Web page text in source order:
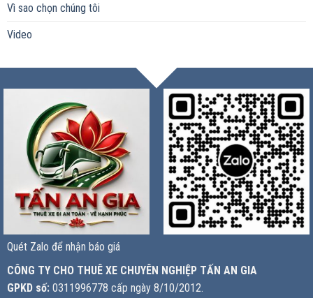
Vì sao chọn chúng tôi
Video
Quét Zalo để nhận báo giá
CÔNG TY CHO THUÊ XE CHUYÊN NGHIỆP TẤN AN GIA
GPKD số: 0311996778 cấp ngày 8/10/2012.